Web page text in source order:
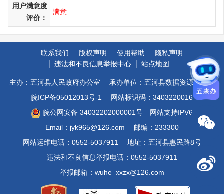
用户满意度
评价：
满意
联系我们 版权声明 使用帮助
隐私声明
违法和不良信息举报中心
站点地图
主办：五河县人民政府办公室
承办单位：五河县数据资源管理局
皖ICP备05012013号-1
网站标识码：3403220016
皖公网安备 34032202000001号
网站支持IPV6
Email：jyk965@126.com
邮编：233300
网站运维电话：0552-5037911
地址：五河县惠民路8号
违法和不良信息举报电话：0552-5037911
举报邮箱：wuhe_xxzx@126.com